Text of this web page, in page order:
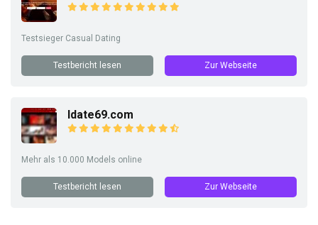
Testsieger Casual Dating
Testbericht lesen Zur Webseite
Idate69.com
Mehr als 10.000 Models online
Testbericht lesen Zur Webseite